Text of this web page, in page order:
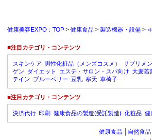
健康美容EXPO：TOP > 健康食品 > 製造機器・設備 >
■注目カテゴリ・コンテンツ
スキンケア 男性化粧品（メンズコスメ） サプリメ
ゲン ダイエット エステ・サロン・スパ向け 大麦若
テイン ブルーベリー 豆乳 寒天 車椅子
■注目カテゴリ・コンテンツ
決済代行 印刷 健康食品の製造(受託製造) 化粧品 健
健康食品 自然食品